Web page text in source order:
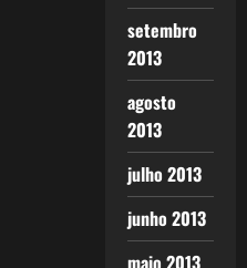
setembro
2013
agosto
2013
julho 2013
junho 2013
maio 2013